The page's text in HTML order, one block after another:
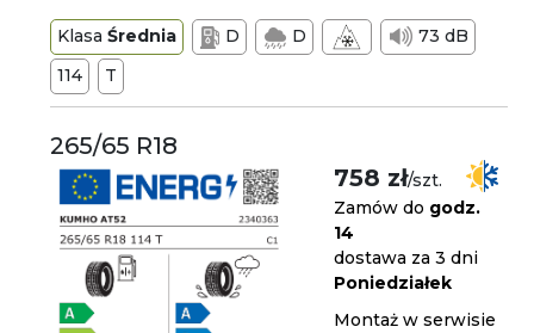
KlasaŚrednia D D
73 dB
114
T
265/65 R18
758 zł/szt.
Zamów do godz.
14
dostawa za 3 dni
Poniedziałek
Montaż w serwisie